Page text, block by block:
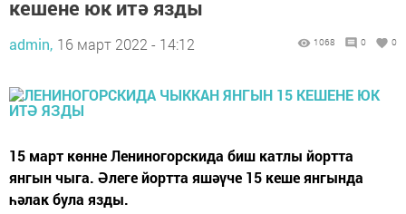
кешене юк итә язды
admin, 16 март 2022 - 14:12 1068 0 0
15 март көнне Лениногорскида биш катлы йортта
янгын чыга. Әлеге йортта яшәүче 15 кеше янгында
һәлак була язды.